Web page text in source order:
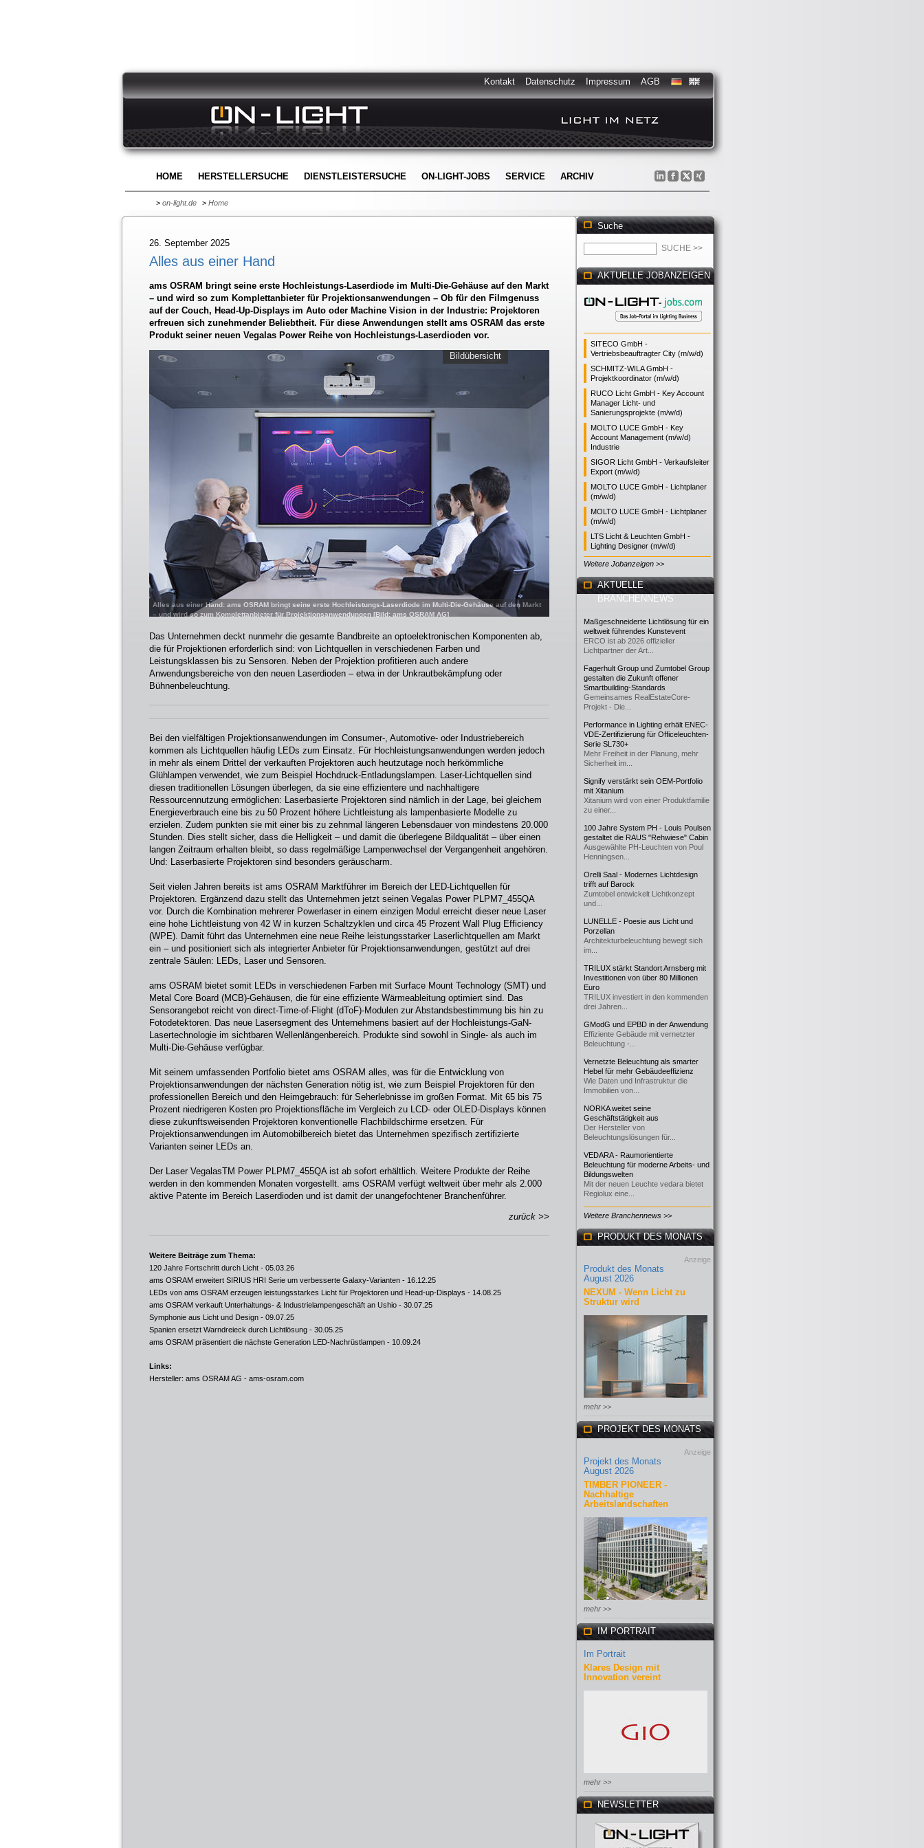
Kontakt Datenschutz Impressum AGB
HOME HERSTELLERSUCHE DIENSTLEISTERSUCHE ON-LIGHT-JOBS SERVICE ARCHIV
> on-light.de > Home
26. September 2025
Alles aus einer Hand
ams OSRAM bringt seine erste Hochleistungs-Laserdiode im Multi-Die-Gehäuse auf den Markt
– und wird so zum Komplettanbieter für Projektionsanwendungen – Ob für den Filmgenuss
auf der Couch, Head-Up-Displays im Auto oder Machine Vision in der Industrie: Projektoren
erfreuen sich zunehmender Beliebtheit. Für diese Anwendungen stellt ams OSRAM das erste
Produkt seiner neuen Vegalas Power Reihe von Hochleistungs-Laserdioden vor.
Bildübersicht
Das Unternehmen deckt nunmehr die gesamte Bandbreite an optoelektronischen Komponenten ab,
die für Projektionen erforderlich sind: von Lichtquellen in verschiedenen Farben und
Leistungsklassen bis zu Sensoren. Neben der Projektion profitieren auch andere
Anwendungsbereiche von den neuen Laserdioden – etwa in der Unkrautbekämpfung oder
Bühnenbeleuchtung.
Bei den vielfältigen Projektionsanwendungen im Consumer-, Automotive- oder Industriebereich
kommen als Lichtquellen häufig LEDs zum Einsatz. Für Hochleistungsanwendungen werden jedoch
in mehr als einem Drittel der verkauften Projektoren auch heutzutage noch herkömmliche
Glühlampen verwendet, wie zum Beispiel Hochdruck-Entladungslampen. Laser-Lichtquellen sind
diesen traditionellen Lösungen überlegen, da sie eine effizientere und nachhaltigere
Ressourcennutzung ermöglichen: Laserbasierte Projektoren sind nämlich in der Lage, bei gleichem
Energieverbrauch eine bis zu 50 Prozent höhere Lichtleistung als lampenbasierte Modelle zu
erzielen. Zudem punkten sie mit einer bis zu zehnmal längeren Lebensdauer von mindestens 20.000
Stunden. Dies stellt sicher, dass die Helligkeit – und damit die überlegene Bildqualität – über einen
langen Zeitraum erhalten bleibt, so dass regelmäßige Lampenwechsel der Vergangenheit angehören.
Und: Laserbasierte Projektoren sind besonders geräuscharm.
Seit vielen Jahren bereits ist ams OSRAM Marktführer im Bereich der LED-Lichtquellen für
Projektoren. Ergänzend dazu stellt das Unternehmen jetzt seinen Vegalas Power PLPM7_455QA
vor. Durch die Kombination mehrerer Powerlaser in einem einzigen Modul erreicht dieser neue Laser
eine hohe Lichtleistung von 42 W in kurzen Schaltzyklen und circa 45 Prozent Wall Plug Efficiency
(WPE). Damit führt das Unternehmen eine neue Reihe leistungsstarker Laserlichtquellen am Markt
ein – und positioniert sich als integrierter Anbieter für Projektionsanwendungen, gestützt auf drei
zentrale Säulen: LEDs, Laser und Sensoren.
ams OSRAM bietet somit LEDs in verschiedenen Farben mit Surface Mount Technology (SMT) und
Metal Core Board (MCB)-Gehäusen, die für eine effiziente Wärmeableitung optimiert sind. Das
Sensorangebot reicht von direct-Time-of-Flight (dToF)-Modulen zur Abstandsbestimmung bis hin zu
Fotodetektoren. Das neue Lasersegment des Unternehmens basiert auf der Hochleistungs-GaN-
Lasertechnologie im sichtbaren Wellenlängenbereich. Produkte sind sowohl in Single- als auch im
Multi-Die-Gehäuse verfügbar.
Mit seinem umfassenden Portfolio bietet ams OSRAM alles, was für die Entwicklung von
Projektionsanwendungen der nächsten Generation nötig ist, wie zum Beispiel Projektoren für den
professionellen Bereich und den Heimgebrauch: für Seherlebnisse im großen Format. Mit 65 bis 75
Prozent niedrigeren Kosten pro Projektionsfläche im Vergleich zu LCD- oder OLED-Displays können
diese zukunftsweisenden Projektoren konventionelle Flachbildschirme ersetzen. Für
Projektionsanwendungen im Automobilbereich bietet das Unternehmen spezifisch zertifizierte
Varianten seiner LEDs an.
Der Laser VegalasTM Power PLPM7_455QA ist ab sofort erhältlich. Weitere Produkte der Reihe
werden in den kommenden Monaten vorgestellt. ams OSRAM verfügt weltweit über mehr als 2.000
aktive Patente im Bereich Laserdioden und ist damit der unangefochtener Branchenführer.
zurück >>
Weitere Beiträge zum Thema:
120 Jahre Fortschritt durch Licht - 05.03.26
ams OSRAM erweitert SIRIUS HRI Serie um verbesserte Galaxy-Varianten - 16.12.25
LEDs von ams OSRAM erzeugen leistungsstarkes Licht für Projektoren und Head-up-Displays - 14.08.25
ams OSRAM verkauft Unterhaltungs- & Industrielampengeschäft an Ushio - 30.07.25
Symphonie aus Licht und Design - 09.07.25
Spanien ersetzt Warndreieck durch Lichtlösung - 30.05.25
ams OSRAM präsentiert die nächste Generation LED-Nachrüstlampen - 10.09.24
Links:
Hersteller: ams OSRAM AG - ams-osram.com
Suche
AKTUELLE JOBANZEIGEN
SITECO GmbH -
Vertriebsbeauftragter City (m/w/d)
SCHMITZ-WILA GmbH -
Projektkoordinator (m/w/d)
RUCO Licht GmbH - Key Account
Manager Licht- und
Sanierungsprojekte (m/w/d)
MOLTO LUCE GmbH - Key
Account Management (m/w/d)
Industrie
SIGOR Licht GmbH - Verkaufsleiter
Export (m/w/d)
MOLTO LUCE GmbH - Lichtplaner
(m/w/d)
MOLTO LUCE GmbH - Lichtplaner
(m/w/d)
LTS Licht & Leuchten GmbH -
Lighting Designer (m/w/d)
Weitere Jobanzeigen >>
AKTUELLE
BRANCHENNEWS
Maßgeschneiderte Lichtlösung für ein
weltweit führendes Kunstevent
ERCO ist ab 2026 offizieller
Lichtpartner der Art...
Fagerhult Group und Zumtobel Group
gestalten die Zukunft offener
Smartbuilding-Standards
Gemeinsames RealEstateCore-
Projekt - Die...
Performance in Lighting erhält ENEC-
VDE-Zertifizierung für Officeleuchten-
Serie SL730+
Mehr Freiheit in der Planung, mehr
Sicherheit im...
Signify verstärkt sein OEM-Portfolio
mit Xitanium
Xitanium wird von einer Produktfamilie
zu einer...
100 Jahre System PH - Louis Poulsen
gestaltet die RAUS "Rehwiese" Cabin
Ausgewählte PH-Leuchten von Poul
Henningsen...
Orelli Saal - Modernes Lichtdesign
trifft auf Barock
Zumtobel entwickelt Lichtkonzept
und...
LUNELLE - Poesie aus Licht und
Porzellan
Architekturbeleuchtung bewegt sich
im...
TRILUX stärkt Standort Arnsberg mit
Investitionen von über 80 Millionen
Euro
TRILUX investiert in den kommenden
drei Jahren...
GModG und EPBD in der Anwendung
Effiziente Gebäude mit vernetzter
Beleuchtung -...
Vernetzte Beleuchtung als smarter
Hebel für mehr Gebäudeeffizienz
Wie Daten und Infrastruktur die
Immobilien von...
NORKA weitet seine
Geschäftstätigkeit aus
Der Hersteller von
Beleuchtungslösungen für...
VEDARA - Raumorientierte
Beleuchtung für moderne Arbeits- und
Bildungswelten
Mit der neuen Leuchte vedara bietet
Regiolux eine...
Weitere Branchennews >>
PRODUKT DES MONATS
Anzeige
Produkt des Monats
August 2026
NEXUM - Wenn Licht zu
Struktur wird
mehr >>
PROJEKT DES MONATS
Anzeige
Projekt des Monats
August 2026
TIMBER PIONEER -
Nachhaltige
Arbeitslandschaften
mehr >>
IM PORTRAIT
Im Portrait
Klares Design mit
Innovation vereint
mehr >>
NEWSLETTER